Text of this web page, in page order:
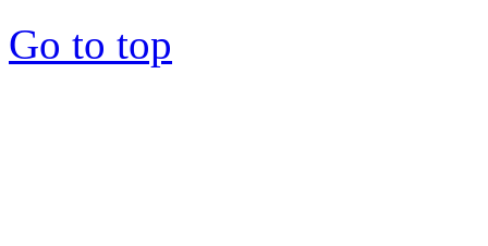
Go to top